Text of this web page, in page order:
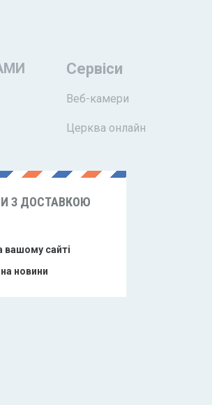
Сервіси
Веб-камери
Церква онлайн
З ДОСТАВКОЮ
вашому сайті
новини